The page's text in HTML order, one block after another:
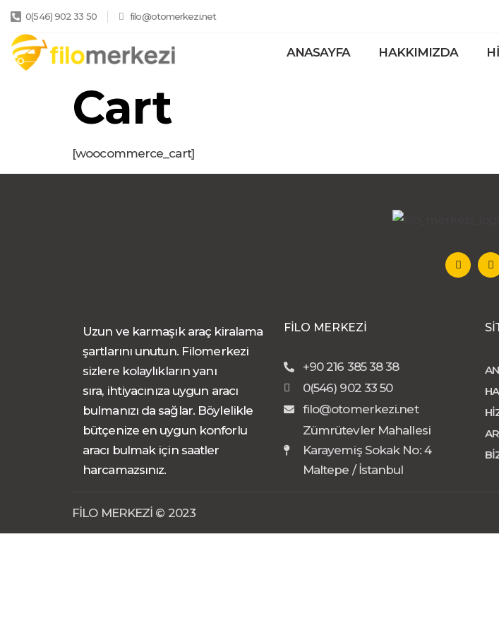
0(546) 902 33 50 filo@otomerkezi.net
ANASAYFA HAKKIMIZDA
Cart
[woocommerce_cart]
Uzun ve karmaşık araç kiralama
şartlarını unutun. Filomerkezi
sizlere kolaylıkların yanı
sıra, ihtiyacınıza uygun aracı
bulmanızı da sağlar. Böylelikle
bütçenize en uygun konforlu
aracı bulmak için saatler
harcamazsınız.
FİLO MERKEZİ
+90 216 385 38 38
0(546) 902 33 50
filo@otomerkezi.net
Zümrütevler Mahallesi
Karayemiş Sokak No: 4
Maltepe / İstanbul
FİLO MERKEZİ © 2023